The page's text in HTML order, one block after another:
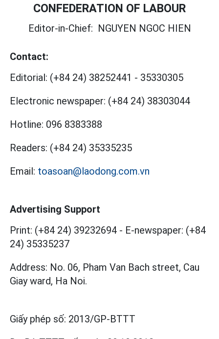
CONFEDERATION OF LABOUR
Editor-in-Chief: NGUYEN NGOC HIEN
Contact:
Editorial: (+84 24) 38252441 - 35330305
Electronic newspaper: (+84 24) 38303044
Hotline: 096 8383388
Readers: (+84 24) 35335235
Email: toasoan@laodong.com.vn
Advertising Support
Print: (+84 24) 39232694 - E-newspaper: (+84
24) 35335237
Address: No. 06, Pham Van Bach street, Cau
Giay ward, Ha Noi.
Giấy phép số: 2013/GP-BTTT